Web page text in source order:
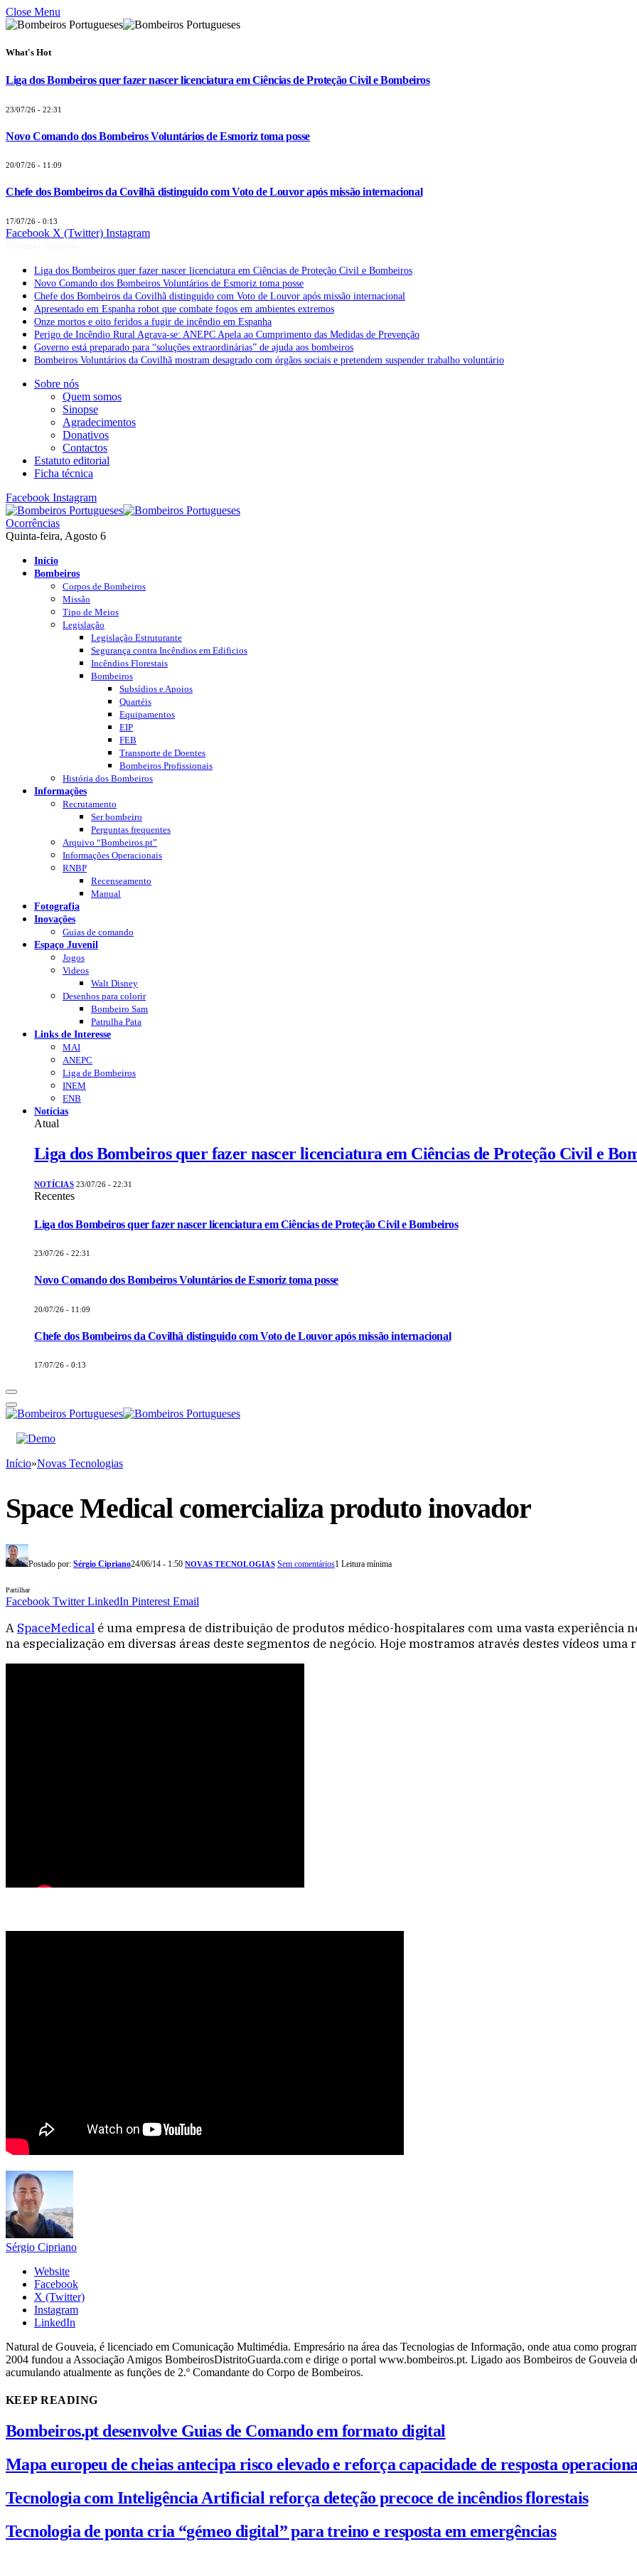
Close Menu
What's Hot
Liga dos Bombeiros quer fazer nascer licenciatura em Ciências de Proteção Civil e Bombeiros
23/07/26 - 22:31
Novo Comando dos Bombeiros Voluntários de Esmoriz toma posse
20/07/26 - 11:09
Chefe dos Bombeiros da Covilhã distinguido com Voto de Louvor após missão internacional
17/07/26 - 0:13
Facebook X (Twitter) Instagram
Liga dos Bombeiros quer fazer nascer licenciatura em Ciências de Proteção Civil e Bombeiros
Novo Comando dos Bombeiros Voluntários de Esmoriz toma posse
Chefe dos Bombeiros da Covilhã distinguido com Voto de Louvor após missão internacional
Apresentado em Espanha robot que combate fogos em ambientes extremos
Onze mortos e oito feridos a fugir de incêndio em Espanha
Perigo de Incêndio Rural Agrava-se: ANEPC Apela ao Cumprimento das Medidas de Prevenção
Governo está preparado para “soluções extraordinárias” de ajuda aos bombeiros
Bombeiros Voluntários da Covilhã mostram desagrado com órgãos sociais e pretendem suspender trabalho voluntário
Sobre nós
Quem somos
Sinopse
Agradecimentos
Donativos
Contactos
Estatuto editorial
Ficha técnica
Facebook Instagram
Ocorrências
Quinta-feira, Agosto 6
Início
Bombeiros
Corpos de Bombeiros
Missão
Tipo de Meios
Legislação
Legislação Estruturante
Segurança contra Incêndios em Edificios
Incêndios Florestais
Bombeiros
Subsídios e Apoios
Quartéis
Equipamentos
EIP
FEB
Transporte de Doentes
Bombeiros Profissionais
História dos Bombeiros
Informações
Recrutamento
Ser bombeiro
Perguntas frequentes
Arquivo “Bombeiros.pt”
Informações Operacionais
RNBP
Recenseamento
Manual
Fotografia
Inovações
Guias de comando
Espaço Juvenil
Jogos
Videos
Walt Disney
Desenhos para colorir
Bombeiro Sam
Patrulha Pata
Links de Interesse
MAI
ANEPC
Liga de Bombeiros
INEM
ENB
Notícias
Atual
Liga dos Bombeiros quer fazer nascer licenciatura em Ciências de Proteção Civil e
NOTÍCIAS 23/07/26 - 22:31
Recentes
Liga dos Bombeiros quer fazer nascer licenciatura em Ciências de Proteção Civil e Bombeiros
23/07/26 - 22:31
Novo Comando dos Bombeiros Voluntários de Esmoriz toma posse
20/07/26 - 11:09
Chefe dos Bombeiros da Covilhã distinguido com Voto de Louvor após missão internacional
17/07/26 - 0:13
Início»Novas Tecnologias
Space Medical comercializa produto inovador
Postado por: Sérgio Cipriano24/06/14 - 1:50 NOVAS TECNOLOGIAS Sem comentários1 Leitura mínima
Partilhar
Facebook Twitter LinkedIn Pinterest Email
A SpaceMedical é uma empresa de distribuição de produtos médico-hospitalares com uma vasta experiência
na especialização em diversas áreas deste segmentos de negócio. Hoje mostramos através destes vídeos
Sérgio Cipriano
Website
Facebook
X (Twitter)
Instagram
LinkedIn
Natural de Gouveia, é licenciado em Comunicação Multimédia. Empresário na área das Tecnologias de Informação, onde atua como
2004 fundou a Associação Amigos BombeirosDistritoGuarda.com e dirige o portal www.bombeiros.pt. Ligado aos Bombeiros de Gouveia
acumulando atualmente as funções de 2.º Comandante do Corpo de Bombeiros.
KEEP READING
Bombeiros.pt desenvolve Guias de Comando em formato digital
Mapa europeu de cheias antecipa risco elevado e reforça capacidade de resposta
Tecnologia com Inteligência Artificial reforça deteção precoce de incêndios florestais
Tecnologia de ponta cria “gémeo digital” para treino e resposta em emergências